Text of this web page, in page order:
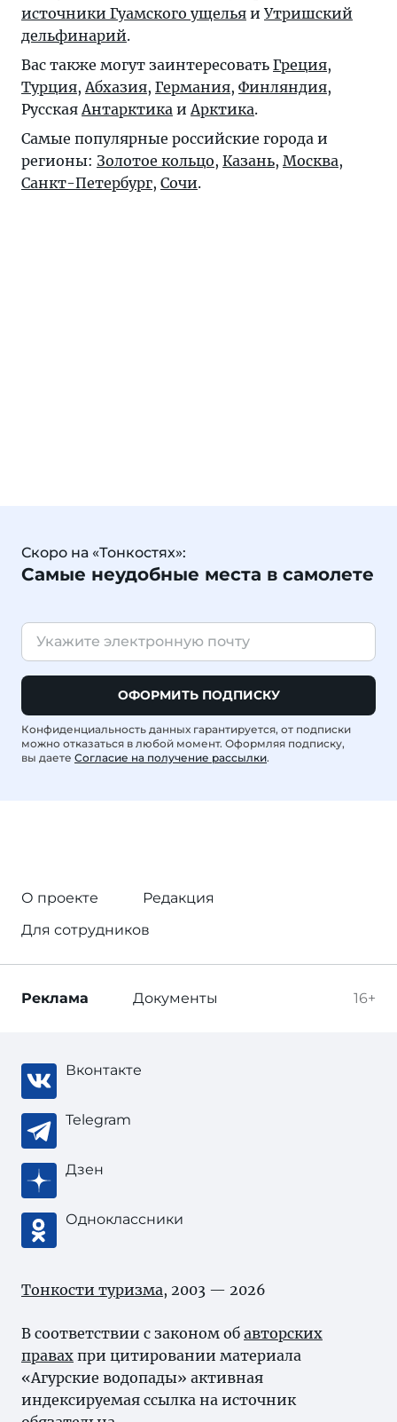
источники Гуамского ущелья и Утришский
дельфинарий.
Вас также могут заинтересовать Греция,
Турция, Абхазия, Германия, Финляндия,
Русская Антарктика и Арктика.
Самые популярные российские города и
регионы: Золотое кольцо, Казань, Москва,
Санкт-Петербург, Сочи.
Скоро на «Тонкостях»:
Самые неудобные места в самолете
ОФОРМИТЬ ПОДПИСКУ
Конфиденциальность данных гарантируется, от подписки
можно отказаться в любой момент. Оформляя подписку,
вы даете Согласие на получение рассылки.
О проекте
Редакция
Для сотрудников
16+
Реклама Документы
Вконтакте
Telegram
Дзен
Одноклассники
Тонкости туризма, 2003 — 2026
В соответствии с законом об авторских
правах при цитировании материала
«Агурские водопады» активная
индексируемая ссылка на источник